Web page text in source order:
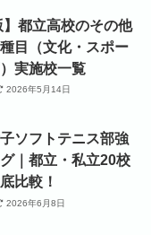
】都立高校のその他
目（文化・スポー
実施校一覧
2026年5月14日
ソフトテニス部強
｜都立・私立20校
比較！
2026年6月8日